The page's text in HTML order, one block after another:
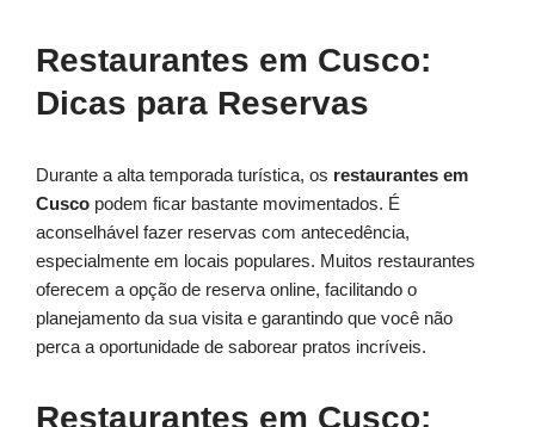
Restaurantes em Cusco:
Dicas para Reservas
Durante a alta temporada turística, os restaurantes em
Cusco podem ficar bastante movimentados. É
aconselhável fazer reservas com antecedência,
especialmente em locais populares. Muitos restaurantes
oferecem a opção de reserva online, facilitando o
planejamento da sua visita e garantindo que você não
perca a oportunidade de saborear pratos incríveis.
Restaurantes em Cusco: